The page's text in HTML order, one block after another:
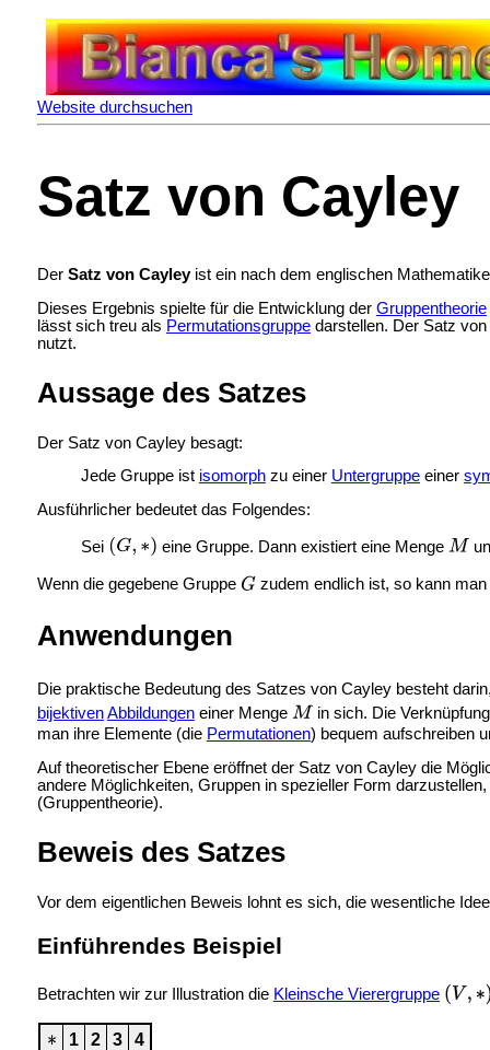
Website durchsuchen
Satz von Cayley
Der Satz von Cayleyist ein nach dem englischen
Dieses Ergebnis spielte für die Entwicklung der Gruppentheorie
lässt sich treu als Permutationsgruppedarstellen. Der Satz
nutzt.
Aussage des Satzes
Der Satz von Cayley besagt:
Jede Gruppe ist isomorphzu einer Untergruppeeiner
Ausführlicher bedeutet das Folgendes:
Sei eine Gruppe. Dann existiert eine Menge
Wenn die gegebene Gruppe zudem endlich ist, so kann
Anwendungen
Die praktische Bedeutung des Satzes von Cayley besteht
bijektivenAbbildungeneiner Menge
in sich. Die
man ihre Elemente (die Permutationen) bequem aufschreiben
Auf theoretischer Ebene eröffnet der Satz von Cayley die
andere Möglichkeiten, Gruppen in spezieller Form
(Gruppentheorie).
Beweis des Satzes
Vor dem eigentlichen Beweis lohnt es sich, die wesentliche
Einführendes Beispiel
Betrachten wir zur Illustration die Kleinsche Vierergruppe
1 2 3
4